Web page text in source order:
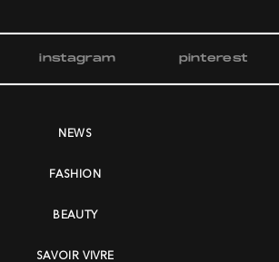
instagram pinterest
NEWS
FASHION
BEAUTY
SAVOIR VIVRE